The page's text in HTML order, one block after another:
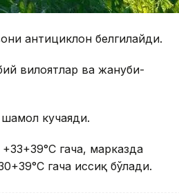
антициклон белгилайди.
вилоятлар ва жануби-
кучаяди.
гача, марказда
гача иссиқ бўлади.